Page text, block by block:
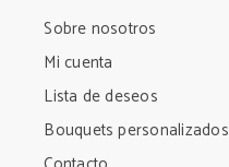
Sobre nosotros
Mi cuenta
Lista de deseos
Bouquets personalizados